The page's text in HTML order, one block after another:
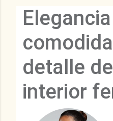
detalle
interior